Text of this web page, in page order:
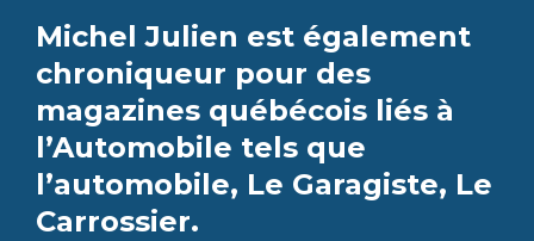
Michel Julien est également
chroniqueur pour des
magazines québécois liés à
l’Automobile tels que
l’automobile, Le Garagiste, Le
Carrossier.